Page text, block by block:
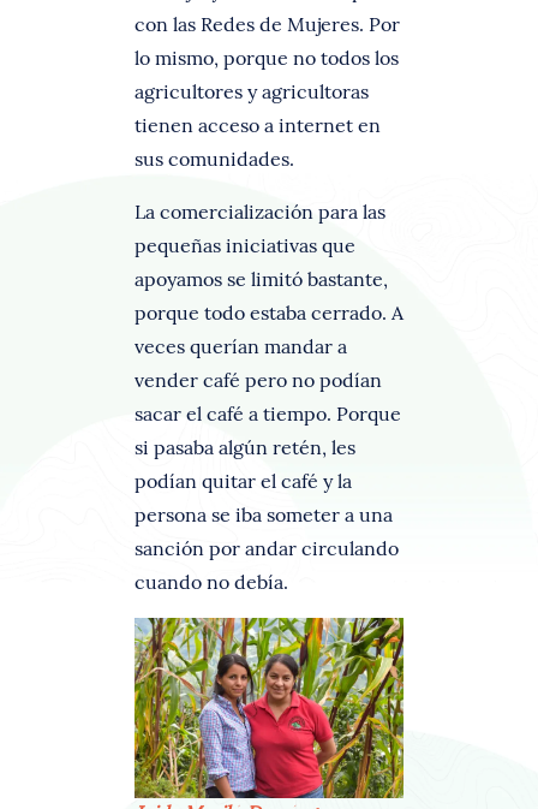
con las Redes de Mujeres. Por
lo mismo, porque no todos los
agricultores y agricultoras
tienen acceso a internet en
sus comunidades.
La comercialización para las
pequeñas iniciativas que
apoyamos se limitó bastante,
porque todo estaba cerrado. A
veces querían mandar a
vender café pero no podían
sacar el café a tiempo. Porque
si pasaba algún retén, les
podían quitar el café y la
persona se iba someter a una
sanción por andar circulando
cuando no debía.